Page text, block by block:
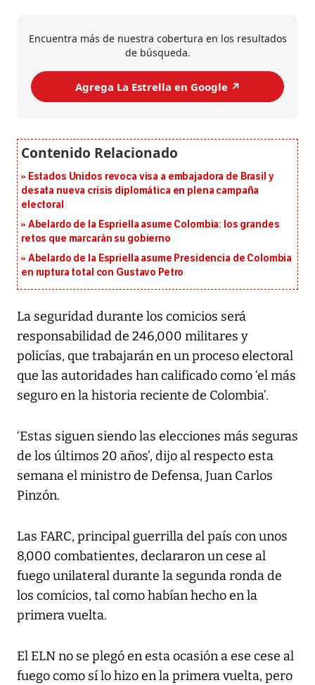
Encuentra más de nuestra cobertura en los resultados
de búsqueda.
Agrega La Estrella en Google ↗️
Estados Unidos revoca visa a embajadora de Brasil y
desata nueva crisis diplomática en plena campaña
electoral
Abelardo de la Espriella asume Colombia: los grandes
retos que marcarán su gobierno
Abelardo de la Espriella asume Presidencia de Colombia
en ruptura total con Gustavo Petro
La seguridad durante los comicios será
responsabilidad de 246,000 militares y
policías, que trabajarán en un proceso electoral
que las autoridades han calificado como ‘el más
seguro en la historia reciente de Colombia’.
‘Estas siguen siendo las elecciones más seguras
de los últimos 20 años’, dijo al respecto esta
semana el ministro de Defensa, Juan Carlos
Pinzón.
Las FARC, principal guerrilla del país con unos
8,000 combatientes, declararon un cese al
fuego unilateral durante la segunda ronda de
los comicios, tal como habían hecho en la
primera vuelta.
El ELN no se plegó en esta ocasión a ese cese al
fuego como sí lo hizo en la primera vuelta, pero